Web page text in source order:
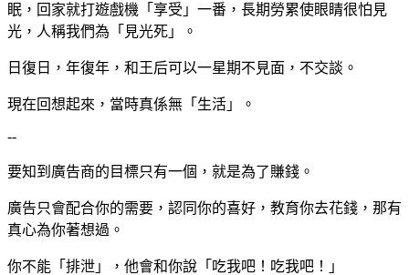
眠，回家就打遊戲機「享受」一番，長期勞累使眼睛很怕見
光，人稱我們為「見光死」。
日復日，年復年，和王后可以一星期不見面，不交談。
現在回想起來，當時真係無「生活」。
--
要知到廣告商的目標只有一個，就是為了賺錢。
廣告只會配合你的需要，認同你的喜好，教育你去花錢，那有
真心為你著想過。
你不能「排泄」，他會和你說「吃我吧！吃我吧！」